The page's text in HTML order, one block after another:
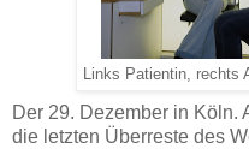
Links Patientin, rechts
Der 29. Dezember in Köln.
die letzten Überreste des